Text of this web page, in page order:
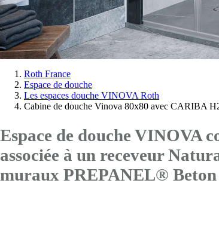
Vous
êtes
Roth France
Espace de douche
Les espaces douche VINOVA Roth
Cabine de douche Vinova 80x80 avec CARIBA
Espace de douche VINOVA
associée à un receveur
muraux PREPANEL®